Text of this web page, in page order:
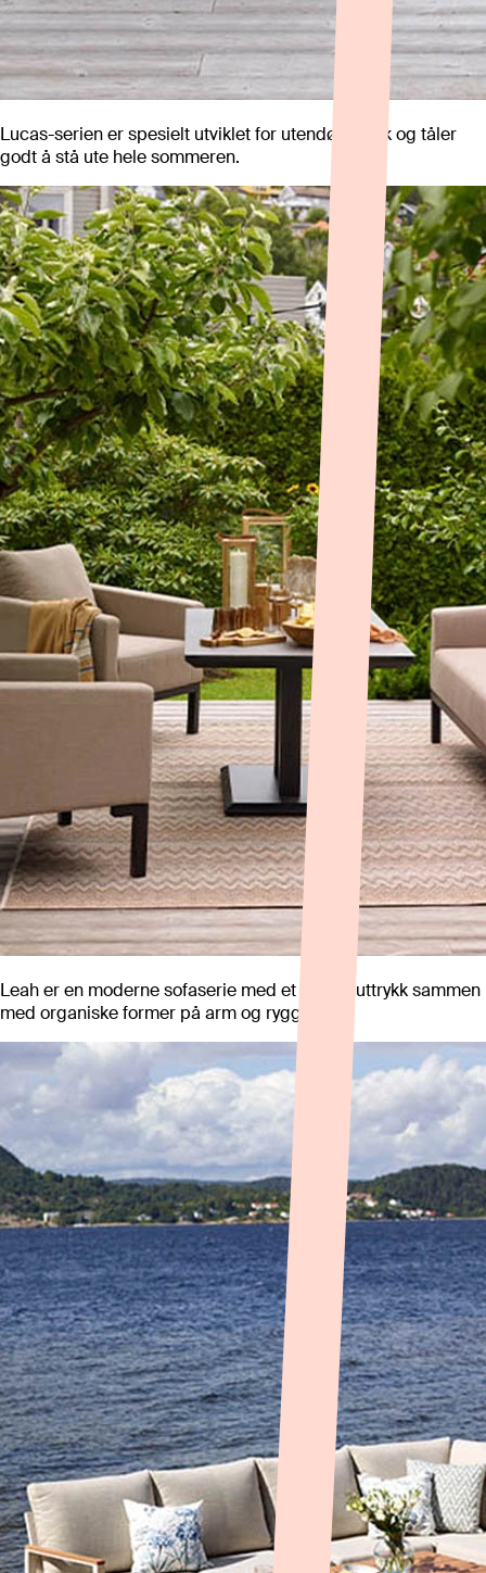
Lucas-serien er spesielt utviklet for utendørs bruk og tåler
godt å stå ute hele sommeren.
Leah er en moderne sofaserie med et stramt uttrykk sammen
med organiske former på arm og ryggputer.